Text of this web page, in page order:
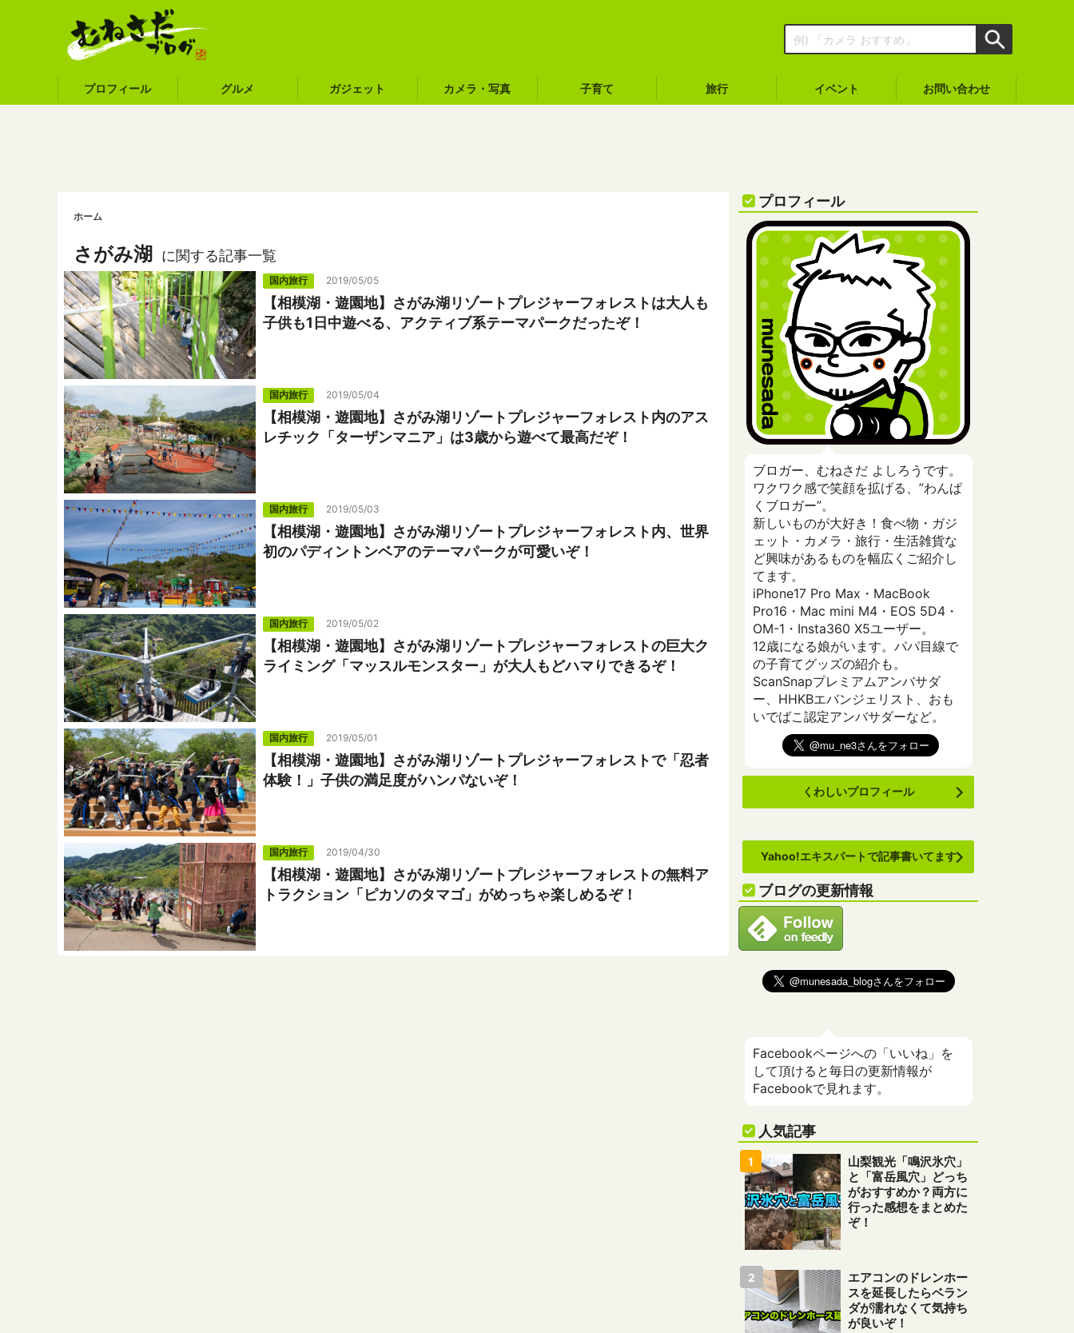
プロフィール グルメ ガジェット カメラ・写真 子育て 旅行 イベント お問い合わせ
ホーム
さがみ湖 に関する記事一覧
国内旅行 2019/05/05
【相模湖・遊園地】さがみ湖リゾートプレジャーフォレストは大人も
子供も1日中遊べる、アクティブ系テーマパークだったぞ！
国内旅行 2019/05/04
【相模湖・遊園地】さがみ湖リゾートプレジャーフォレスト内のアス
レチック「ターザンマニア」は3歳から遊べて最高だぞ！
国内旅行 2019/05/03
【相模湖・遊園地】さがみ湖リゾートプレジャーフォレスト内、世界
初のパディントンベアのテーマパークが可愛いぞ！
国内旅行 2019/05/02
【相模湖・遊園地】さがみ湖リゾートプレジャーフォレストの巨大ク
ライミング「マッスルモンスター」が大人もどハマりできるぞ！
国内旅行 2019/05/01
【相模湖・遊園地】さがみ湖リゾートプレジャーフォレストで「忍者
体験！」子供の満足度がハンパないぞ！
国内旅行 2019/04/30
【相模湖・遊園地】さがみ湖リゾートプレジャーフォレストの無料ア
トラクション「ピカソのタマゴ」がめっちゃ楽しめるぞ！
プロフィール
ブロガー、むねさだ よしろうです。
ワクワク感で笑顔を拡げる、”わんぱ
くブロガー”。
新しいものが大好き！食べ物・ガジ
ェット・カメラ・旅行・生活雑貨な
ど興味があるものを幅広くご紹介し
てます。
iPhone17 Pro Max・MacBook
Pro16・Mac mini M4・EOS 5D4・
OM-1・Insta360 X5ユーザー。
12歳になる娘がいます。パパ目線で
の子育てグッズの紹介も。
ScanSnapプレミアムアンバサダ
ー、HHKBエバンジェリスト、おも
いでばこ認定アンバサダーなど。
くわしいプロフィール
Yahoo!エキスパートで記事書いてます
ブログの更新情報
Facebookページへの「いいね」を
して頂けると毎日の更新情報が
Facebookで見れます。
人気記事
山梨観光「鳴沢氷穴」
と「富岳風穴」どっち
がおすすめか？両方に
行った感想をまとめた
ぞ！
エアコンのドレンホー
スを延長したらベラン
ダが濡れなくて気持ち
が良いぞ！